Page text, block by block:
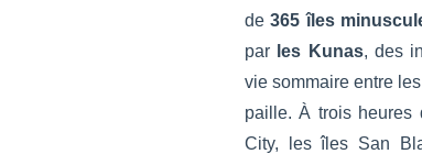
de365 îles
par les Kunas, des
vie sommaire entre
paille. À trois heures
City, les îles San